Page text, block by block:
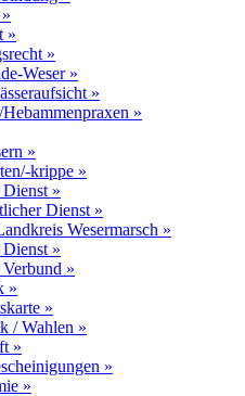
»
»
Weser »
»
»
»
krippe »
»
Dienst »
Wesermarsch »
»
»
»
»
/ Wahlen »
»
»
»